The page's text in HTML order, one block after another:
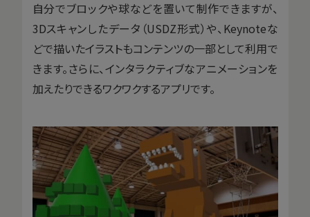
自分でブロックや球などを置いて制作できますが、
3Dスキャンしたデータ（USDZ形式）や、Keynoteな
どで描いたイラストもコンテンツの一部として利用で
きます。さらに、インタラクティブなアニメーションを
加えたりできるワクワクするアプリです。